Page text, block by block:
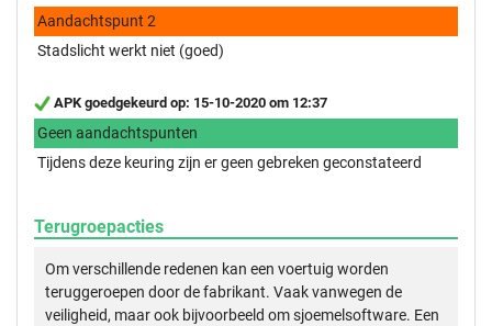
Aandachtspunt 2
Stadslicht werkt niet (goed)
APK goedgekeurd op: 15-10-2020 om 12:37
Geen aandachtspunten
Tijdens deze keuring zijn er geen gebreken geconstateerd
Terugroepacties
Om verschillende redenen kan een voertuig worden
teruggeroepen door de fabrikant. Vaak vanwegen de
veiligheid, maar ook bijvoorbeeld om sjoemelsoftware. Een